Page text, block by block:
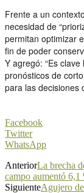
Frente a un
necesidad de
permitan optimizar
fin de poder
Y agregó: “Es
pronósticos de
para las decisiones
Facebook
Twitter
WhatsApp
AnteriorLa brecha
campo aumentó 6,1
SiguienteAgujero